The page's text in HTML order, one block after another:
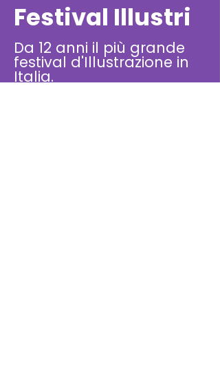
Festival Illustri
Da 12 anni il più grande
festival d'Illustrazione in
Italia.